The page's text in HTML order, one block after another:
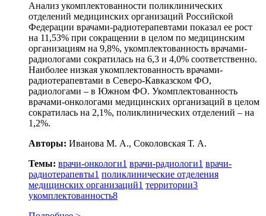
Анализ укомплектованности поликлинических
отделений медицинских организаций Российской
Федерации врачами-радиотерапевтами показал ее рост
на 11,53% при сокращении в целом по медицинским
организациям на 9,8%, укомплектованность врачами-
радиологами сократилась на 6,3 и 4,0% соответственно.
Наиболее низкая укомплектованность врачами-
радиотерапевтами в Северо-Кавказском ФО,
радиологами – в Южном ФО. Укомплектованность
врачами-онкологами медицинских организаций в целом
сократилась на 2,1%, поликлинических отделений – на
1,2%.
Авторы: Иванова М. А., Соколовская Т. А.
Темы: врачи-онкологи1 врачи-радиологи1 врачи-
радиотерапевты1 поликлинические отделения
медицинских организаций1 территории3
укомплектованность8